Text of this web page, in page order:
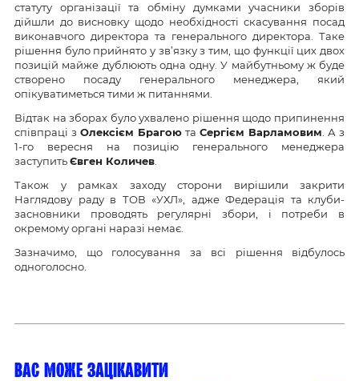
статуту організації та обміну думками учасники зборів
дійшли до висновку щодо необхідності скасування посад
виконавчого директора та генерального директора. Таке
рішення було прийнято у зв’язку з тим, що функції цих двох
позицій майже дублюють одна одну. У майбутньому ж буде
створено посаду генерального менеджера, який
опікуватиметься тими ж питаннями.
Відтак на зборах було ухвалено рішення щодо припинення
співпраці з Олексієм Брагою та Сергієм Варламовим . А з
1-го вересня на позицію генерального менеджера
заступитьЄвген Количев
Також у рамках заходу сторони вирішили закрити
Наглядову раду в ТОВ «УХЛ», адже Федерація та клуби-
засновники проводять регулярні збори, і потреби в
окремому органі наразі немає.
Зазначимо, що голосування за всі рішення відбулось
одноголосно.
Вас може зацікавити